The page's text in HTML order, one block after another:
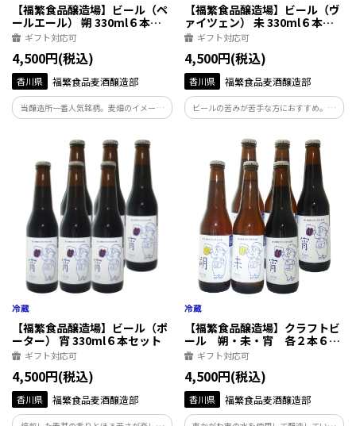
【福繁食品醸造場】ビール（ペ
ールエール） 朔 330ml６本セ
ットギフト対応可
4,500円(税込)
香川県 福繁食品麦酒醸造部
当醸造所一番人気銘柄。麦畑のイメージ
が浮かぶ、麦の香り豊かな味わい。苦さ
どんなお食事にも合わせやすく、定番ビ
ールにおすすめです。
【福繁食品醸造場】ビール（ヴ
ァイツェン） 未 330ml６本セ
ットギフト対応可
4,500円(税込)
香川県 福繁食品麦酒醸造部
ビールの苦みが苦手な方におすすめ。大
麦麦芽と小麦麦芽が使われており、白味
にも似たフルーティーな香り、優しい飲
み口で、「休日の昼下がり」におすすめ
したいビールです。
【福繁食品醸造場】ビール（ポ
ーター） 宵 330ml６本セット
ギフト対応可
4,500円(税込)
香川県 福繁食品麦酒醸造部
【福繁食品醸造場】クラフトビ
ール 朔・未・宵 各２本６本
セット 330ml
ギフト対応可
4,500円(税込)
香川県 福繁食品麦酒醸造部